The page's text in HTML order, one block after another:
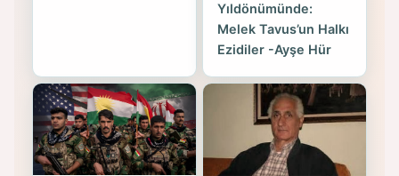
Yıldönümünde:
Melek Tavus’un Halkı
Ezidiler -Ayşe Hür